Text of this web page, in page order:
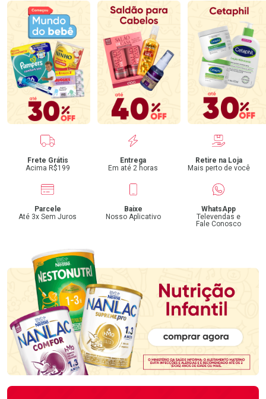
Benefícios
Frete Grátis
Acima R$199
Entrega
Em até 2 horas
Retire na Loja
Mais perto de você
Parcele
Até 3x Sem Juros
Baixe
Nosso Aplicativo
WhatsApp
Televendas e
Fale Conosco